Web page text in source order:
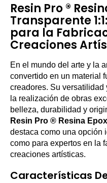
Resin Pro ®
Transparente
para la
Creaciones
En el mundo del arte y la
convertido en un material
creadores. Su
la realización de obras
belleza, durabilidad y
Resin Pro ® Resina
destaca como una opción
como para expertos en la
creaciones artísticas.
Características